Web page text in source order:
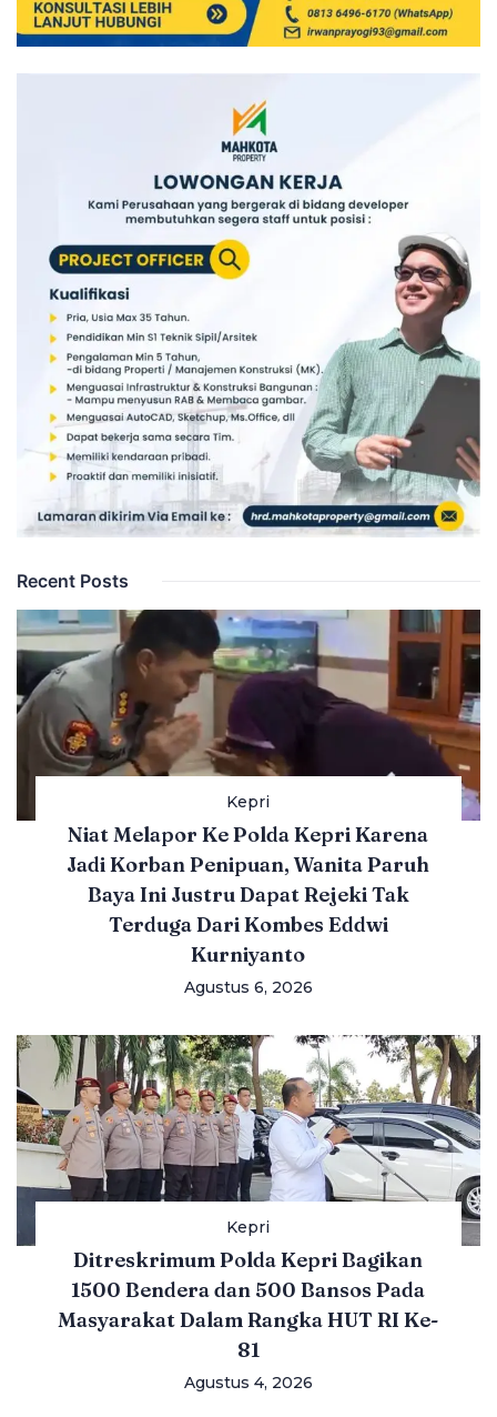
Recent Posts
Kepri
Niat Melapor Ke Polda Kepri Karena
Jadi Korban Penipuan, Wanita Paruh
Baya Ini Justru Dapat Rejeki Tak
Terduga Dari Kombes Eddwi
Kurniyanto
Agustus 6, 2026
Kepri
Ditreskrimum Polda Kepri Bagikan
1500 Bendera dan 500 Bansos Pada
Masyarakat Dalam Rangka HUT RI Ke-
81
Agustus 4, 2026